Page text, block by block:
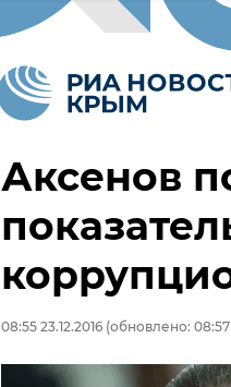
Аксенов
08:55 23.12.2016 (обновлено: 08:57